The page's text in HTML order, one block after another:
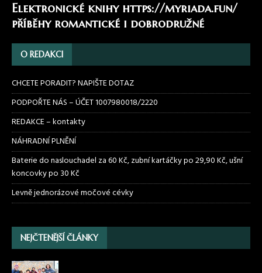
Elektronické knihy https://myriada.fun/
příběhy romantické i dobrodružné
O REDAKCI
CHCETE PORADIT? NAPIŠTE DOTAZ
PODPOŘTE NÁS – ÚČET 1007980018/2220
REDAKCE – kontakty
NÁHRADNÍ PLNĚNÍ
Baterie do naslouchadel za 60 Kč, zubní kartáčky po 29,90 Kč, ušní
koncovky po 30 Kč
Levně jednorázové močové cévky
NEJČTENĚJŠÍ ČLÁNKY